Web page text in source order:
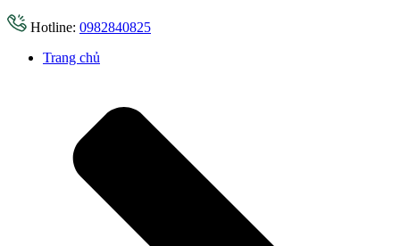
Hotline: 0982840825
Trang chủ